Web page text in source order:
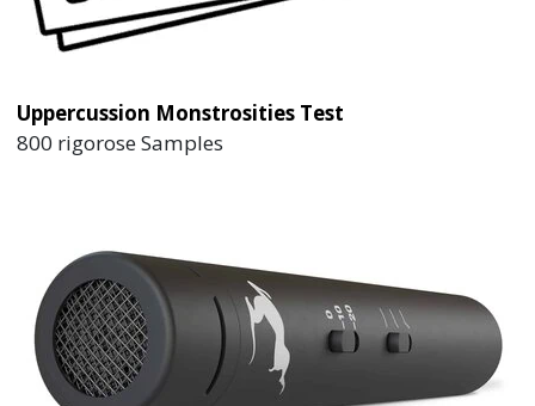
Uppercussion Monstrosities Test
800 rigorose Samples